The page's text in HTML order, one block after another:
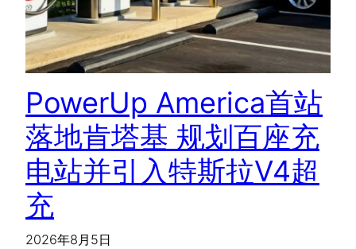
PowerUp America首站
落地肯塔基 规划百座充
电站并引入特斯拉V4超
充
2026年8月5日